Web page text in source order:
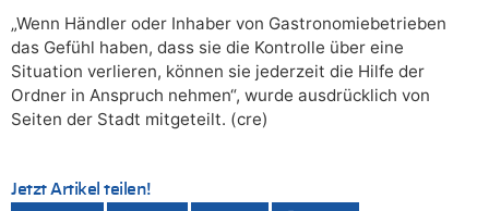
„Wenn Händler oder Inhaber von Gastronomiebetrieben
das Gefühl haben, dass sie die Kontrolle über eine
Situation verlieren, können sie jederzeit die Hilfe der
Ordner in Anspruch nehmen“, wurde ausdrücklich von
Seiten der Stadt mitgeteilt. (cre)
Jetzt Artikel teilen!